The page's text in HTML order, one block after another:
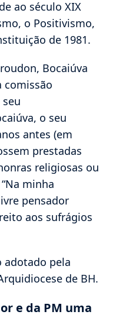
ao século XIX
o Positivismo,
de 1981.
Bocaiúva
comissão
o seu
antes (em
prestadas
religiosas ou
minha
pensador
aos sufrágios
adotado pela
de BH.
e da PM uma